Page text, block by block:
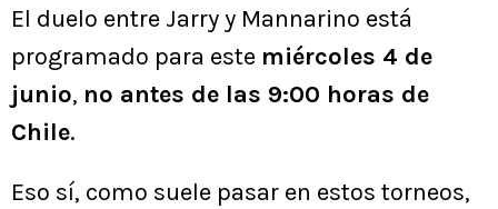
El duelo entre Jarry y Mannarino está
programado para este miércoles 4 de
junio, no antes de las 9:00 horas de
Chile.
Eso sí, como suele pasar en estos torneos,